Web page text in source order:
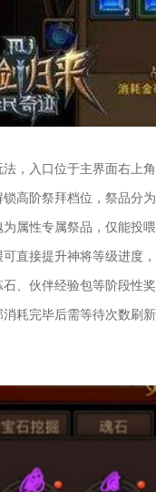
，入口位于主界面右上
高阶祭拜档位，祭品分
属性专属祭品，仅能投
直接提升神将等级进度
、伙伴经验包等阶段性
耗完毕后需等待次数刷